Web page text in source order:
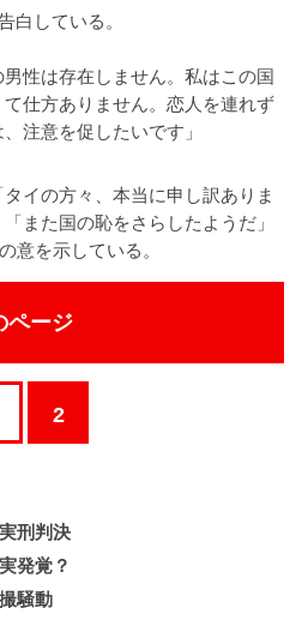
白している。
男性は存在しません。私はこの国
仕方ありません。恋人を連れず
注意を促したいです」
イの方々、本当に申し訳ありま
また国の恥をさらしたようだ」
意を示している。
ページ
2
刑判決
発覚？
騒動